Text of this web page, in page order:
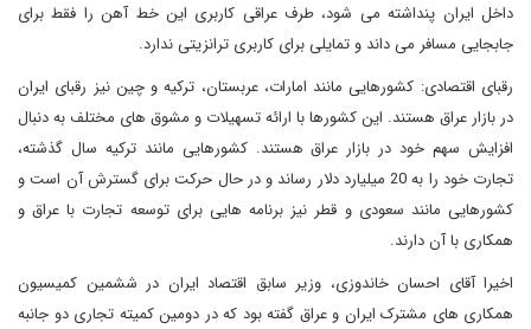
داخل ایران پنداشته می شود، طرف عراقی کاربری این خط آهن را فقط برای
جابجایی مسافر می داند و تمایلی برای کاربری ترانزیتی ندارد.
رقبای اقتصادی: کشورهایی مانند امارات، عربستان، ترکیه و چین نیز رقبای ایران
در بازار عراق هستند. این کشورها با ارائه تسهیلات و مشوق های مختلف به دنبال
افزایش سهم خود در بازار عراق هستند. کشورهایی مانند ترکیه سال گذشته،
تجارت خود را به 20 میلیارد دلار رساند و در حال حرکت برای گسترش آن است و
کشورهایی مانند سعودی و قطر نیز برنامه هایی برای توسعه تجارت با عراق و
همکاری با آن دارند.
اخیرا آقای احسان خاندوزی، وزیر سابق اقتصاد ایران در ششمین کمیسیون
همکاری های مشترک ایران و عراق گفته بود که در دومین کمیته تجاری دو جانبه